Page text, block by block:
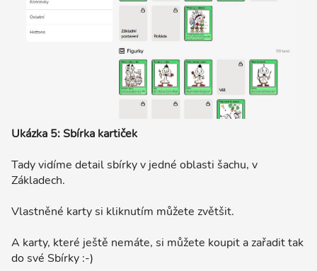
Ukázka 5: Sbírka kartiček
Tady vidíme detail sbírky v jedné oblasti šachu, v
Základech.
Vlastněné karty si kliknutím můžete zvětšit.
A karty, které ještě nemáte, si můžete koupit a zařadit tak
do své Sbírky :-)